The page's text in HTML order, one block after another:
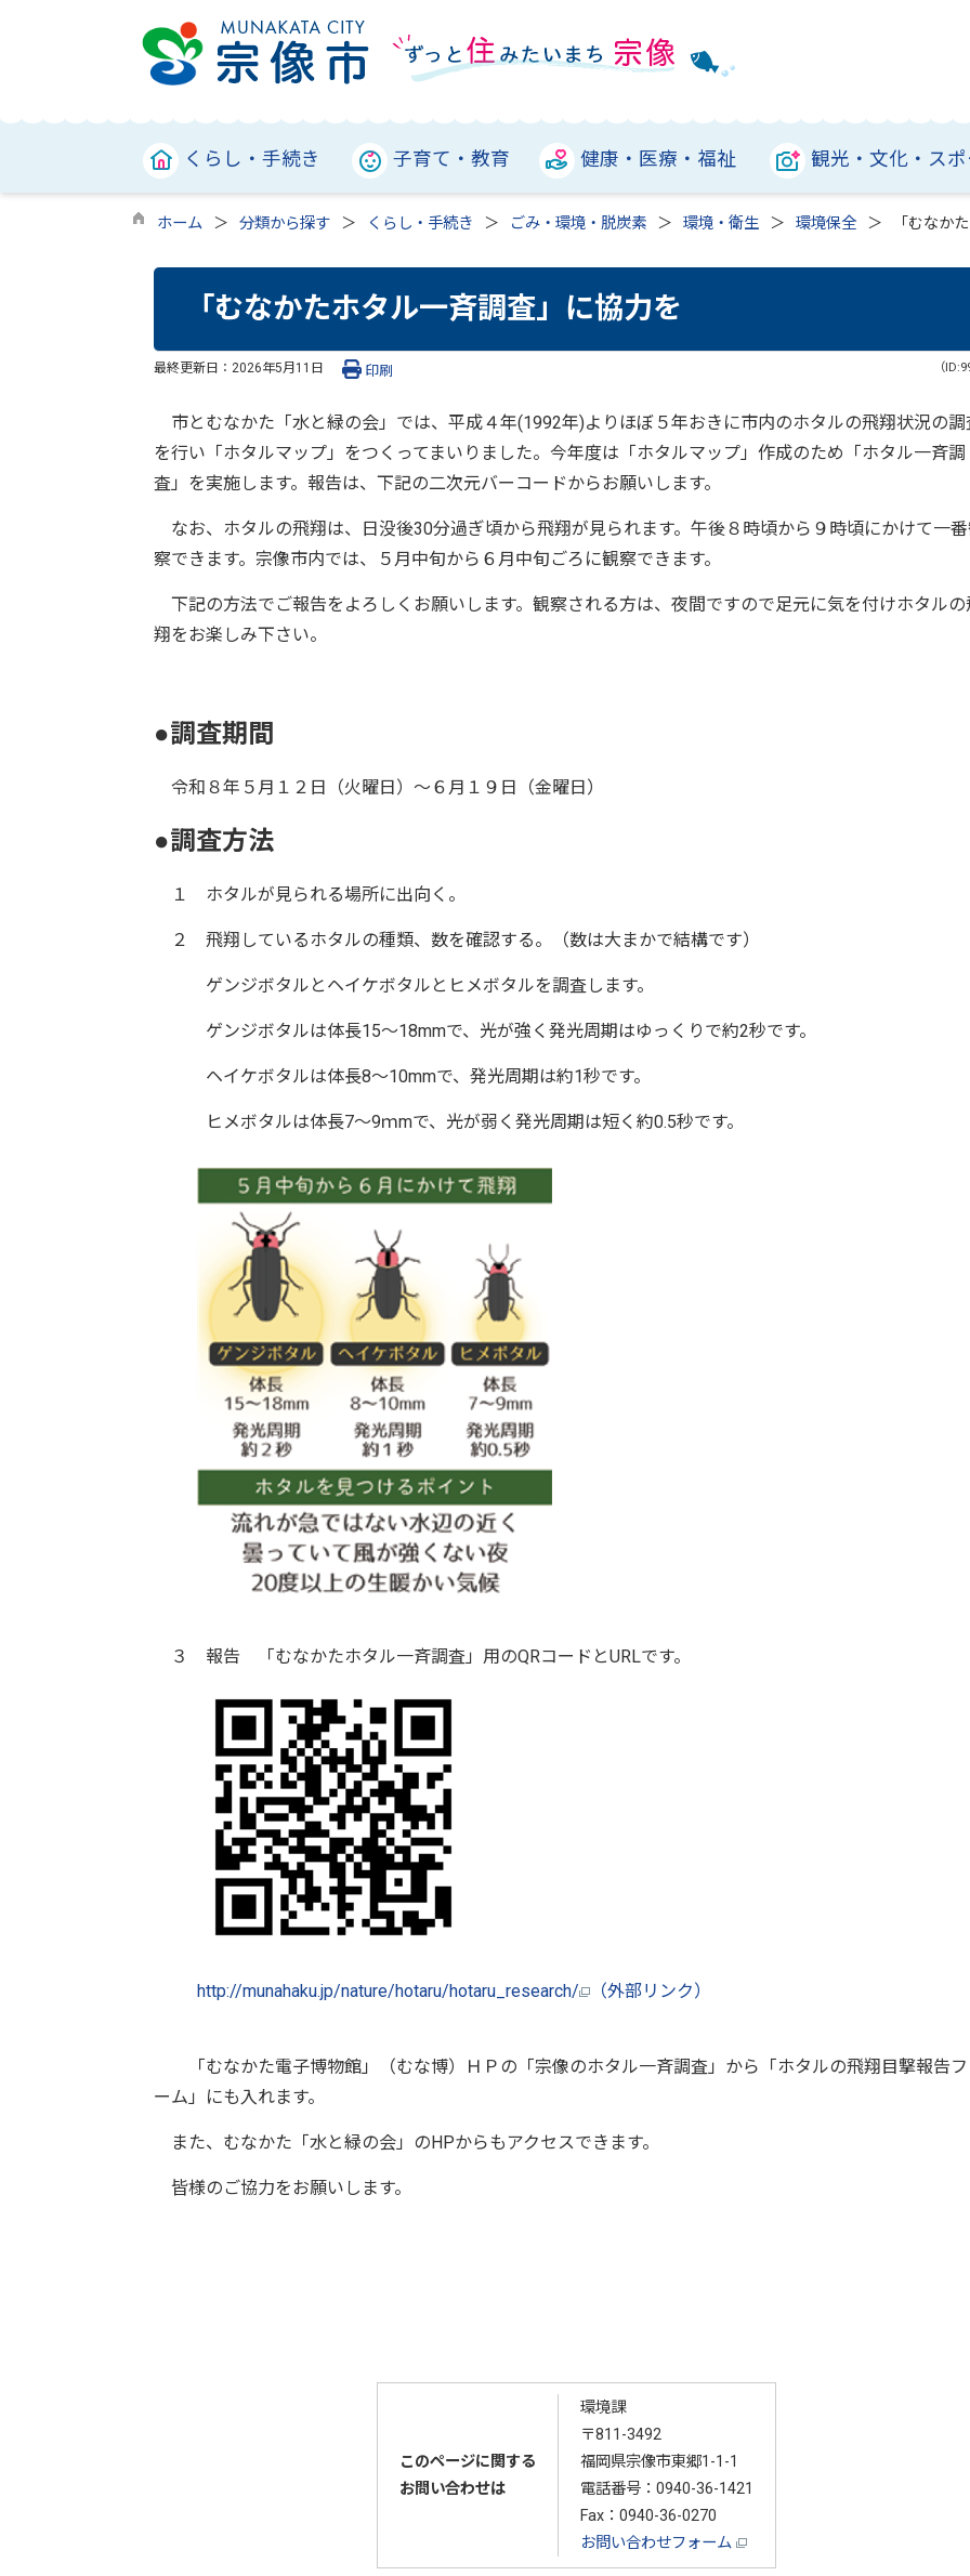
くらし・手続き 子育て・教育 健康・医療・福祉 観光・文化・ス
ホーム 分類から探す くらし・手続き ごみ・環境・脱炭素 環境・衛生 環境保全 「むなか
「むなかたホタル一斉調査」に協力を
最終更新日： 2026年5月11日 （
印刷
市とむなかた「水と緑の会」では、平成４年(1992年)よりほぼ５年おきに市内のホタルの飛翔状況の調
を行い「ホタルマップ」をつくってまいりました。今年度は「ホタルマップ」作成のため「ホタル一斉調
査」を実施します。報告は、下記の二次元バーコードからお願いします。
なお、ホタルの飛翔は、日没後30分過ぎ頃から飛翔が見られます。午後８時頃から９時頃にかけて一
察できます。宗像市内では、５月中旬から６月中旬ごろに観察できます。
下記の方法でご報告をよろしくお願いします。観察される方は、夜間ですので足元に気を付けホタルの
翔をお楽しみ下さい。
●調査期間
令和８年５月１２日（火曜日）～６月１９日（金曜日）
●調査方法
１ ホタルが見られる場所に出向く。
２ 飛翔しているホタルの種類、数を確認する。（数は大まかで結構です）
ゲンジボタルとヘイケボタルとヒメボタルを調査します。
ゲンジボタルは体長15～18mmで、光が強く発光周期はゆっくりで約2秒です。
ヘイケボタルは体長8～10mmで、発光周期は約1秒です。
ヒメボタルは体長7～9ｍmで、光が弱く発光周期は短く約0.5秒です。
３ 報告 「むなかたホタル一斉調査」用のQRコードとURLです。
http://munahaku.jp/nature/hotaru/hotaru_research/ （外部リンク）
「むなかた電子博物館」（むな博）ＨＰの「宗像のホタル一斉調査」から「ホタルの飛翔目撃報告
ーム」にも入れます。
また、むなかた「水と緑の会」のHPからもアクセスできます。
皆様のご協力をお願いします。
このページに関する
お問い合わせは
環境課
〒811-3492
福岡県宗像市東郷1-1-1
電話番号： 0940-36-1421
Fax：0940-36-0270
お問い合わせフォーム